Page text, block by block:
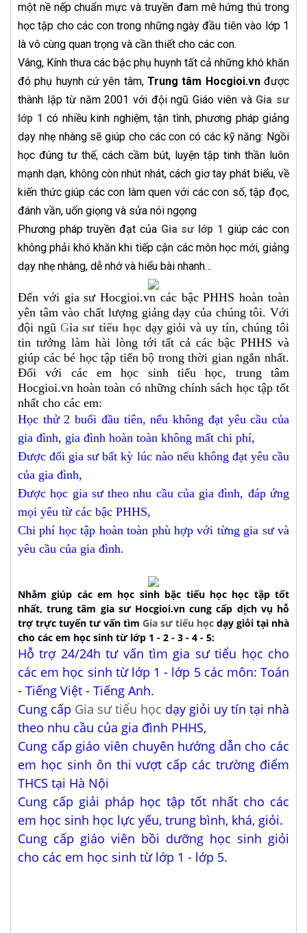
một nề nếp chuẩn mực và truyền đam mê hứng thú trong
học tập cho các con trong những ngày đầu tiên vào lớp 1
là vô cùng quan trọng và cần thiết cho các con.
Vâng, Kính thưa các bậc phụ huynh tất cả những khó khăn
đó phụ huynh cứ yên tâm, Trung tâm Hocgioi.vnđược
thành lập từ năm 2001 với đội ngũ Giáo viên và Gia sư
lớp 1 có nhiều kinh nghiệm, tận tình, phương pháp giảng
dạy nhẹ nhàng sẽ giúp cho các con có các kỹ năng: Ngồi
học đúng tư thế, cách cầm bút, luyện tập tinh thần luôn
mạnh dạn, không còn nhút nhát, cách giơ tay phát biểu, về
kiến thức giúp các con làm quen với các con số, tập đọc,
đánh vần, uốn giọng và sửa nói ngọng
Phương pháp truyền đạt của Gia sư lớp 1 giúp các con
không phải khó khăn khi tiếp cận các môn học mới, giảng
dạy nhẹ nhàng, dễ nhớ và hiểu bài nhanh…
Đến với gia sư Hocgioi.vn các bậc PHHS hoàn toàn
yên tâm vào chất lượng giảng dạy của chúng tôi. Với
đội ngũ Gia sư tiểu họcdạy giỏi và uy tín, chúng tôi
tin tưởng làm hài lòng tới tất cả các bậc PHHS và
giúp các bé học tập tiến bộ trong thời gian ngắn nhất.
Đối với các em học sinh tiểu học, trung tâm
Hocgioi.vn hoàn toàn có những chính sách học tập tốt
nhất cho các em:
Học thử 2 buổi đầu tiên, nếu không đạt yêu cầu của
gia đình, gia đình hoàn toàn không mất chi phí,
Được đổi gia sư bất kỳ lúc nào nếu không đạt yêu cầu
của gia đình,
Được học gia sư theo nhu cầu của gia đình, đáp ứng
mọi yêu từ các bậc PHHS,
Chi phí học tập hoàn toàn phù hợp với từng gia sư và
yêu cầu của gia đình.
Nhằm giúp các em học sinh bậc tiểu học học tập tốt
nhất, trung tâm gia sư Hocgioi.vn cung cấp dịch vụ hỗ
trợ trực tuyến tư vấn tìm Gia sư tiểu học dạy giỏi tại nhà
cho các em học sinh từ lớp 1 - 2 - 3 - 4 - 5:
Hỗ trợ 24/24h tư vấn tìm gia sư tiểu học cho
các em học sinh từ lớp 1 - lớp 5 các môn: Toán
- Tiếng Việt - Tiếng Anh.
Cung cấp Gia sư tiểu học dạy giỏi uy tín tại nhà
theo nhu cầu của gia đình PHHS,
Cung cấp giáo viên chuyên hướng dẫn cho các
em học sinh ôn thi vượt cấp các trường điểm
THCS tại Hà Nội
Cung cấp giải pháp học tập tốt nhất cho các
em học sinh học lực yếu, trung bình, khá, giỏi.
Cung cấp giáo viên bồi dưỡng học sinh giỏi
cho các em học sinh từ lớp 1 - lớp 5.